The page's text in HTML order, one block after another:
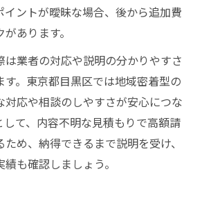
イントが曖昧な場合、後から追加費
あります。
は業者の対応や説明の分かりやすさ
す。東京都目黒区では地域密着型の
対応や相談のしやすさが安心につな
て、内容不明な見積もりで高額請
め、納得できるまで説明を受け、
も確認しましょう。